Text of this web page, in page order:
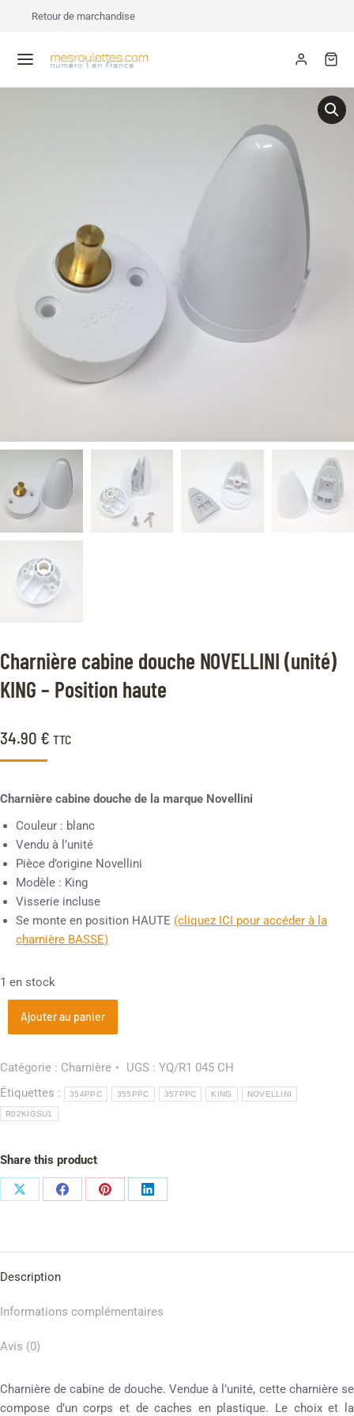
Retour de marchandise
Charnière cabine douche NOVELLINI (unité)
KING – Position haute
34.90 € TTC
Charnière cabine douche de la marque Novellini
Couleur : blanc
Vendu à l’unité
Pièce d’origine Novellini
Modèle : King
Visserie incluse
Se monte en position HAUTE (cliquez ICI pour accéder à la
charnière BASSE)
1 en stock
Ajouter au panier
Catégorie : Charnière UGS : YQ/R1 045 CH
Étiquettes :
354PPC 355PPC 357PPC KING NOVELLINI
R02KIGSU1
Share this product
Description
Informations complémentaires
Avis (0)
Charnière de cabine de douche. Vendue à l’unité, cette charnière se
compose d’un corps et de caches en plastique. Le choix et la